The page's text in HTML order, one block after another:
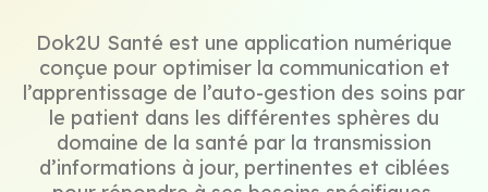
Dok2U Santé est une application numérique
conçue pour optimiser la communication et
l’apprentissage de l’auto-gestion des soins par
le patient dans les différentes sphères du
domaine de la santé par la transmission
d’informations à jour, pertinentes et ciblées